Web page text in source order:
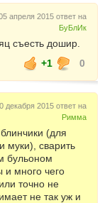
апреля 2015 ответ на
БуБлИк
съесть дошир.
+1
0
декабря 2015 ответ на
Римма
(для
муки), сварить
бульоном
и много чего
точно не
не так уж и